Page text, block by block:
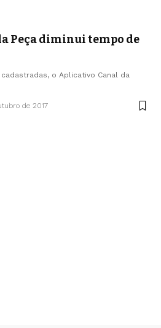
Peça diminui tempo de
o Aplicativo Canal da
de 2017